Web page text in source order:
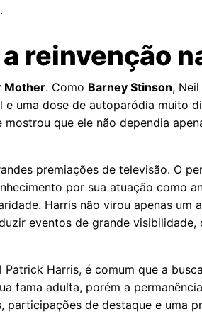
reinvenção
Mother. Como Barney Stinson,
uma dose de autoparódia muito
que ele não dependia
premiações de televisão. O
por sua atuação como
Harris não virou apenas um
eventos de grande
Harris, é comum que a
fama adulta, porém a
participações de destaque e uma